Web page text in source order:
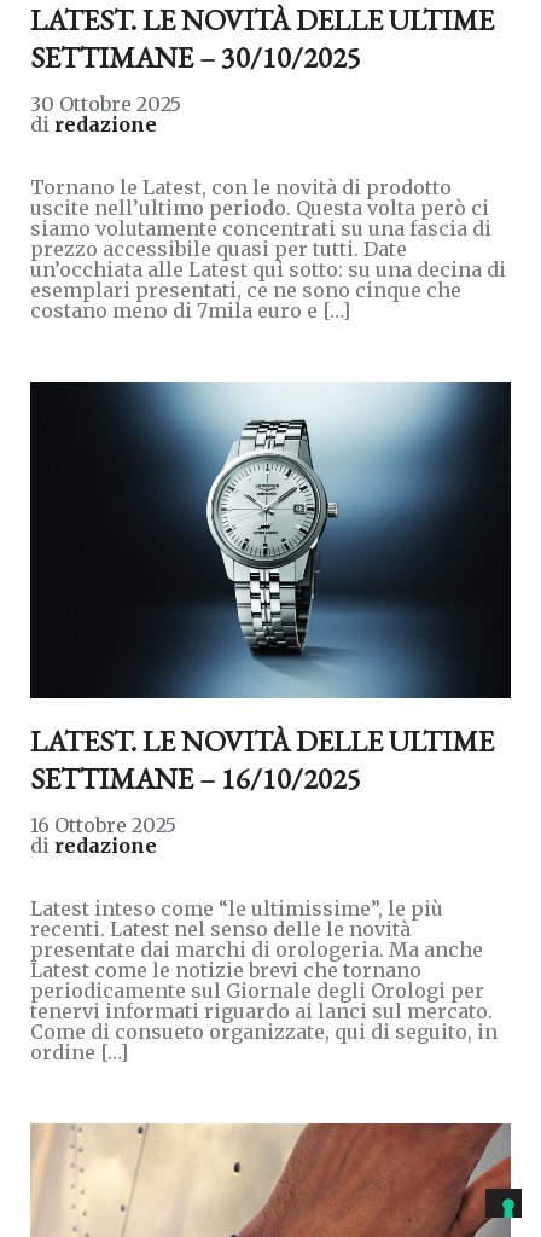
LATEST. LE NOVITÀ DELLE ULTIME
SETTIMANE – 30/10/2025
30 Ottobre 2025
di redazione
Tornano le Latest, con le novità di prodotto
uscite nell’ultimo periodo. Questa volta però ci
siamo volutamente concentrati su una fascia di
prezzo accessibile quasi per tutti. Date
un’occhiata alle Latest qui sotto: su una decina di
esemplari presentati, ce ne sono cinque che
costano meno di 7mila euro e […]
LATEST. LE NOVITÀ DELLE ULTIME
SETTIMANE – 16/10/2025
16 Ottobre 2025
di redazione
Latest inteso come “le ultimissime”, le più
recenti. Latest nel senso delle le novità
presentate dai marchi di orologeria. Ma anche
Latest come le notizie brevi che tornano
periodicamente sul Giornale degli Orologi per
tenervi informati riguardo ai lanci sul mercato.
Come di consueto organizzate, qui di seguito, in
ordine […]